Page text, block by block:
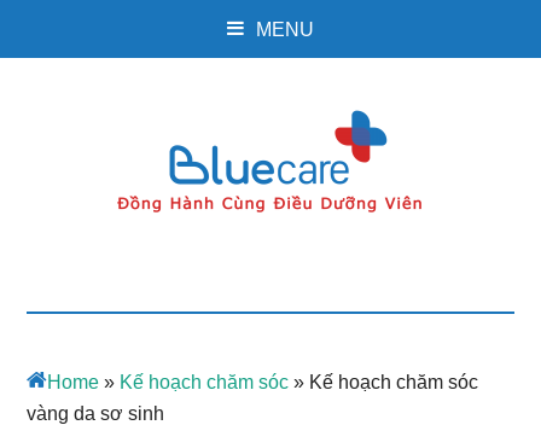
MENU
Home » Kế hoạch chăm sóc » Kế hoạch chăm sóc
vàng da sơ sinh